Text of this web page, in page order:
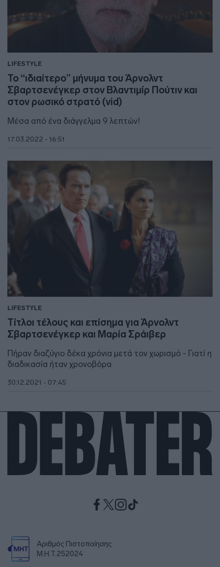
LIFESTYLE
Το “ιδιαίτερο” μήνυμα του Άρνολντ
Σβαρτσενέγκερ στον Βλαντιμίρ Πούτιν και
στον ρωσικό στρατό (vid)
Μέσα από ένα διάγγελμα 9 λεπτών!
17.03.2022 - 16:51
LIFESTYLE
Τίτλοι τέλους και επίσημα για Άρνολντ
Σβαρτσενέγκερ και Μαρία Σράιβερ
Πήραν διαζύγιο δέκα χρόνια μετά τον χωρισμό - Γιατί η
διαδικασία ήταν χρονοβόρα
30.12.2021 - 07:45
Αριθμός Πιστοποίησης
Μ.Η.Τ.252024